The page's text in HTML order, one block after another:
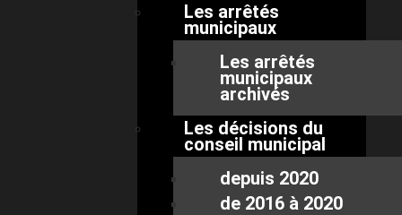
Les arrêtés
municipaux
Les arrêtés
municipaux
archivés
Les décisions du
conseil municipal
depuis 2020
de 2016 à 2020